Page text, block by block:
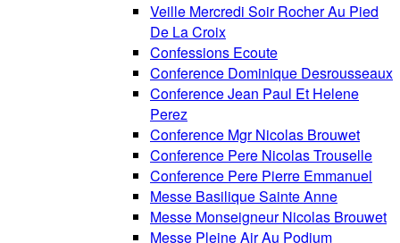
Veille Mercredi Soir Rocher Au Pied
De La Croix
Confessions Ecoute
Conference Dominique Desrousseaux
Conference Jean Paul Et Helene
Perez
Conference Mgr Nicolas Brouwet
Conference Pere Nicolas Trouselle
Conference Pere Pierre Emmanuel
Messe Basilique Sainte Anne
Messe Monseigneur Nicolas Brouwet
Messe Pleine Air Au Podium